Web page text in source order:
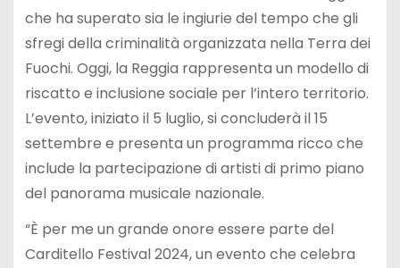
che ha superato sia le ingiurie del tempo che gli
sfregi della criminalità organizzata nella Terra dei
Fuochi. Oggi, la Reggia rappresenta un modello di
riscatto e inclusione sociale per l’intero territorio.
L’evento, iniziato il 5 luglio, si concluderà il 15
settembre e presenta un programma ricco che
include la partecipazione di artisti di primo piano
del panorama musicale nazionale.
“È per me un grande onore essere parte del
Carditello Festival 2024, un evento che celebra